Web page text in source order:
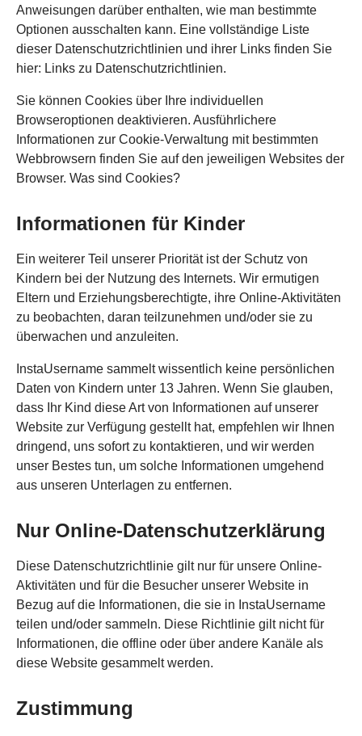
Anweisungen darüber enthalten, wie man bestimmte
Optionen ausschalten kann. Eine vollständige Liste
dieser Datenschutzrichtlinien und ihrer Links finden Sie
hier: Links zu Datenschutzrichtlinien.
Sie können Cookies über Ihre individuellen
Browseroptionen deaktivieren. Ausführlichere
Informationen zur Cookie-Verwaltung mit bestimmten
Webbrowsern finden Sie auf den jeweiligen Websites der
Browser. Was sind Cookies?
Informationen für Kinder
Ein weiterer Teil unserer Priorität ist der Schutz von
Kindern bei der Nutzung des Internets. Wir ermutigen
Eltern und Erziehungsberechtigte, ihre Online-Aktivitäten
zu beobachten, daran teilzunehmen und/oder sie zu
überwachen und anzuleiten.
InstaUsername sammelt wissentlich keine persönlichen
Daten von Kindern unter 13 Jahren. Wenn Sie glauben,
dass Ihr Kind diese Art von Informationen auf unserer
Website zur Verfügung gestellt hat, empfehlen wir Ihnen
dringend, uns sofort zu kontaktieren, und wir werden
unser Bestes tun, um solche Informationen umgehend
aus unseren Unterlagen zu entfernen.
Nur Online-Datenschutzerklärung
Diese Datenschutzrichtlinie gilt nur für unsere Online-
Aktivitäten und für die Besucher unserer Website in
Bezug auf die Informationen, die sie in InstaUsername
teilen und/oder sammeln. Diese Richtlinie gilt nicht für
Informationen, die offline oder über andere Kanäle als
diese Website gesammelt werden.
Zustimmung